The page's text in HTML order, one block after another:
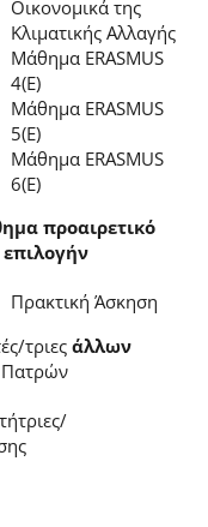
Οικονομικά της
Κλιματικής Αλλαγής
Μάθημα ERASMUS
4(E)
Μάθημα ERASMUS
5(E)
Μάθημα ERASMUS
6(E)
προαιρετικό
επιλογήν
Πρακτική Άσκηση
τριες άλλων
Πατρών